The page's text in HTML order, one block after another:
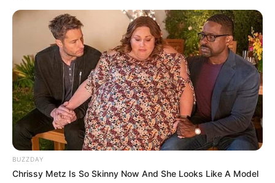
BUZZDAY
Chrissy Metz Is So Skinny Now And She Looks Like A Model